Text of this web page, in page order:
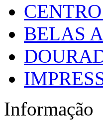
BELAS
Informação